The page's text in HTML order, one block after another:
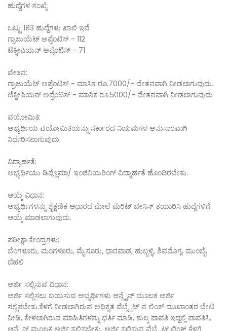
ಹುದ್ದೆಗಳ ಸಂಖ್ಯೆ:
ಒಟ್ಟು 183 ಹುದ್ದೆಗಳು ಖಾಲಿ ಇವೆ
ಗ್ರಾಜುಯೆಟ್ ಅಪ್ರೆಂಟಿಸ್ - 112
ಟೆಕ್ನೀಷಿಯನ್ ಅಪ್ರೆಂಟಿಸ್ - 71
ವೇತನ:
ಗ್ರಾಜುಯೆಟ್ ಅಪ್ರೆಂಟಿಸ್ - ಮಾಸಿಕ ರೂ.7000/- ವೇತನವಾಗಿ ನೀಡಲಾಗುವುದು.
ಟೆಕ್ನೀಷಿಯನ್ ಅಪ್ರೆಂಟಿಸ್ - ಮಾಸಿಕ ರೂ.5000/- ವೇತನವಾಗಿ ನೀಡಲಾಗುವುದು
ವಯೋಮಿತಿ:
ಅಭ್ಯರ್ಥಿಯ ವಯೋಮಿತಿಯನ್ನು ಸರ್ಕಾರದ ನಿಯಮಗಳ ಅನುಸಾರವಾಗಿ
ನಿರ್ಧರಿಸಲಾಗುವುದು.
ವಿದ್ಯಾರ್ಹತೆ:
ಅಭ್ಯರ್ಥಿಯು ಡಿಪ್ಲೊಮಾ/ ಇಂಜಿನಿಯರಿಂಗ್ ವಿದ್ಯಾರ್ಹತೆ ಹೊಂದಿರಬೇಕು.
ಆಯ್ಕೆ ವಿಧಾನ:
ಅಭ್ಯರ್ಥಿಗಳನ್ನು ಶೈಕ್ಷಣಿಕ ಆಧಾರದ ಮೇಲೆ ಮೆರಿಟ್ ಬೇಸಿಸ್ ತಯಾರಿಸಿ ಹುದ್ದೆಗಳಿಗೆ
ಆಯ್ಕೆ ಮಾಡಲಾಗುವುದು.
ಪರೀಕ್ಷಾ ಕೇಂದ್ರಗಳು:
ಬೆಂಗಳೂರು, ಮಂಗಳೂರು, ಮೈಸೂರು, ಧಾರವಾಡ, ಹುಬ್ಬಳ್ಳಿ, ಶಿವಮೊಗ್ಗ, ಮುಂಬೈ,
ದೆಹಲಿ
ಅರ್ಜಿ ಸಲ್ಲಿಸುವ ವಿಧಾನ:
ಅರ್ಜಿ ಸಲ್ಲಿಸಲು ಬಯಸುವ ಅಭ್ಯರ್ಥಿಗಳು ಆನ್ಲೈನ್ ಮೂಲಕ ಅರ್ಜಿ
ಸಲ್ಲಿಸಬೇಕು.ಕೆಳಗೆ ನೀಡಲಾಗಿರುವ ಅಧಿಕೃತ ವೆಬ್ಸೈಟ್ ನ ಲಿಂಕ್ ಮುಖಾಂತರ ಭೇಟಿ
ನೀಡಿ, ಕೇಳಲಾಗಿರುವ ಮಾಹಿತಿಗಳನ್ನು ಭರ್ತಿ ಮಾಡಿ, ಶುಲ್ಕ ಪಾವತಿ ಇದ್ದಲ್ಲಿ ಪಾವತಿಸಿ,
ಆನ್ಲೈನ್ ಮೂಲಕ ಅರ್ಜಿ ಸಲ್ಲಿಸಬೇಕು. ಅರ್ಜಿ ಸಲ್ಲಿಸುವ ವೆಬ್ಸೈಟ್ ಲಿಂಕ್ ಕೆಳಗೆ